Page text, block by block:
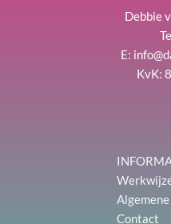
Debbie
E:
KvK:
Contact